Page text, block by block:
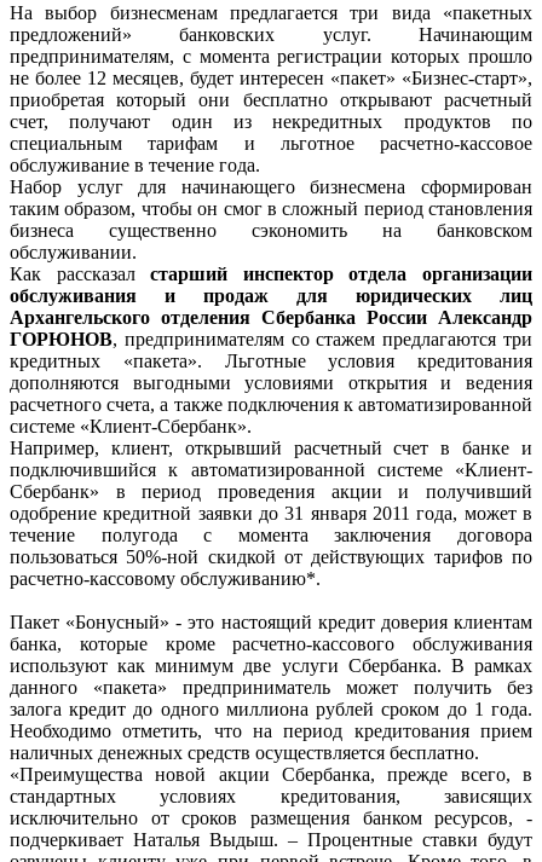
На выбор бизнесменам предлагается три вида «пакетных
предложений» банковских услуг. Начинающим
предпринимателям, с момента регистрации которых прошло
не более 12 месяцев, будет интересен «пакет» «Бизнес-старт»,
приобретая который они бесплатно открывают расчетный
счет, получают один из некредитных продуктов по
специальным тарифам и льготное расчетно-кассовое
обслуживание в течение года.
Набор услуг для начинающего бизнесмена сформирован
таким образом, чтобы он смог в сложный период становления
бизнеса существенно сэкономить на банковском
обслуживании.
Как рассказалстарший инспектор отдела организации
обслуживания и продаж для юридических лиц
Архангельского отделения Сбербанка России Александр
ГОРЮНОВ, предпринимателям со стажем предлагаются три
кредитных «пакета». Льготные условия кредитования
дополняются выгодными условиями открытия и ведения
расчетного счета, а также подключения к автоматизированной
системе «Клиент-Сбербанк».
Например, клиент, открывший расчетный счет в банке и
подключившийся к автоматизированной системе «Клиент-
Сбербанк» в период проведения акции и получивший
одобрение кредитной заявки до 31 января 2011 года, может в
течение полугода с момента заключения договора
пользоваться 50%-ной скидкой от действующих тарифов по
расчетно-кассовому обслуживанию*.
Пакет «Бонусный» - это настоящий кредит доверия клиентам
банка, которые кроме расчетно-кассового обслуживания
используют как минимум две услуги Сбербанка. В рамках
данного «пакета» предприниматель может получить без
залога кредит до одного миллиона рублей сроком до 1 года.
Необходимо отметить, что на период кредитования прием
наличных денежных средств осуществляется бесплатно.
«Преимущества новой акции Сбербанка, прежде всего, в
стандартных условиях кредитования, зависящих
исключительно от сроков размещения банком ресурсов, -
подчеркивает Наталья Выдыш. – Процентные ставки будут